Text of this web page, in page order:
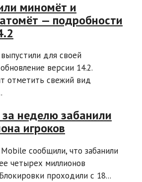
миномёт и
— подробности
для своей
версии 14.2.
отметить свежий вид
за неделю забанили
игроков
сообщили, что забанили
четырех миллионов
проходили с 18...